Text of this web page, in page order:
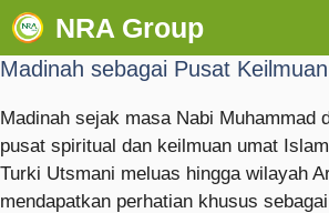
NRA Group
Madinah sebagai Pusat
Madinah sejak masa Nabi Muhammad
pusat spiritual dan keilmuan umat
Turki Utsmani meluas hingga wilayah
mendapatkan perhatian khusus